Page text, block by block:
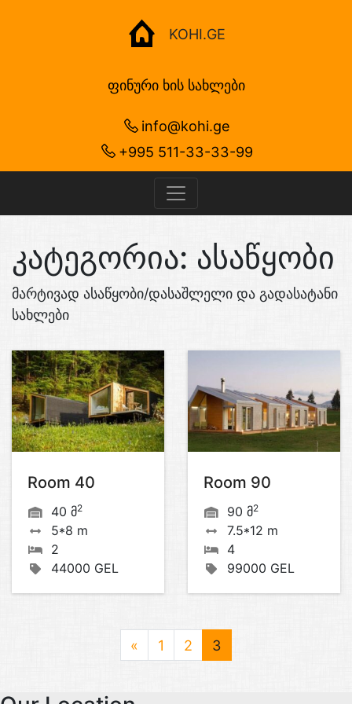
KOHI.GE
ფინური ხის სახლები
info@kohi.ge
+995 511-33-33-99
კატეგორია: ასაწყობი
მარტივად ასაწყობი/დასაშლელი და გადასატანი
სახლები
Room 40
40 მ2
5*8 m
2
44000 GEL
Room 90
90 მ2
7.5*12 m
4
99000 GEL
« 1 2 3